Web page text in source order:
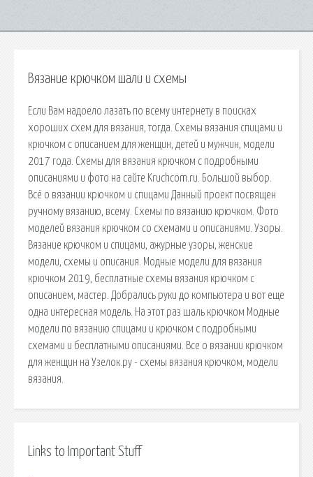
Вязание крючком шали и схемы
Если Вам надоело лазать по всему интернету в поисках
хороших схем для вязания, тогда. Схемы вязания спицами и
крючком с описанием для женщин, детей и мужчин, модели
2017 года. Схемы для вязания крючком с подробными
описаниями и фото на сайте Kruchcom.ru. Большой выбор.
Всё о вязании крючком и спицами Данный проект посвящен
ручному вязанию, всему. Схемы по вязанию крючком. Фото
моделей вязания крючком со схемами и описаниями. Узоры.
Вязание крючком и спицами, ажурные узоры, женские
модели, схемы и описания. Модные модели для вязания
крючком 2019, бесплатные схемы вязания крючком с
описанием, мастер. Добрались руки до компьютера и вот еще
одна интересная модель. На этот раз шаль крючком Модные
модели по вязанию спицами и крючком с подробными
схемами и бесплатными описаниями. Все о вязании крючком
для женщин на Узелок.ру - схемы вязания крючком, модели
вязания.
Links to Important Stuff